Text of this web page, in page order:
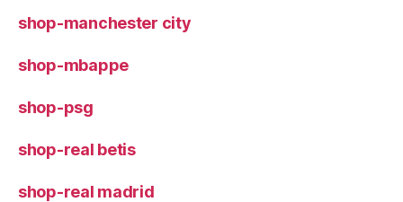
shop-manchester city
shop-mbappe
shop-psg
shop-real betis
shop-real madrid